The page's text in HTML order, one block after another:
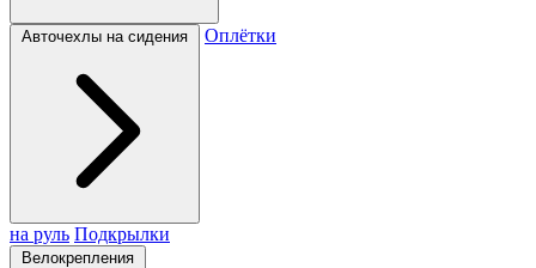
Авточехлы на сидения Оплётки
на руль Подкрылки
Велокрепления